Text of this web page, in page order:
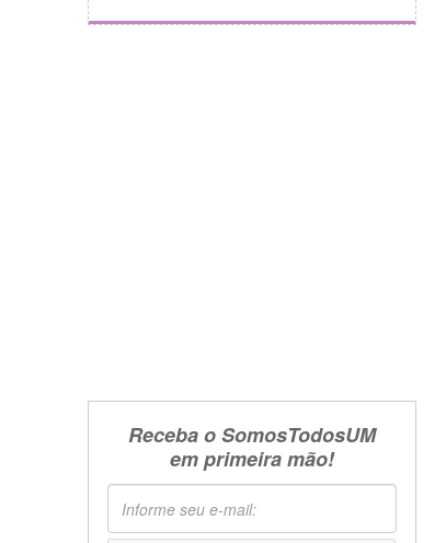
Receba o SomosTodosUM
em primeira mão!